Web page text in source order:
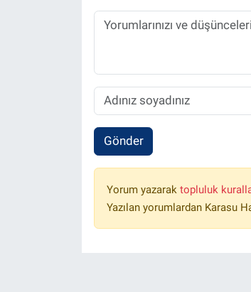
Gönder
Yorum yazarak topluluk
Yazılan yorumlardan Karasu